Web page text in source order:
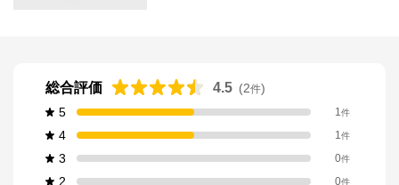
総合評価 4.5 (2件)
5
1件
4 1件
3 0件
2 0件